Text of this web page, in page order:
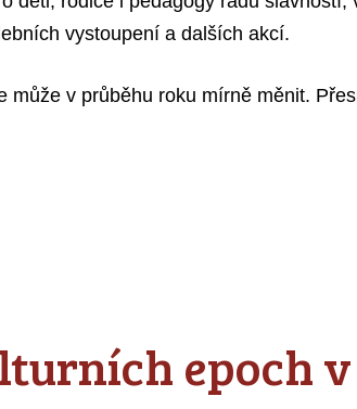
vystoupení a dalších akcí.
může v průběhu roku mírně měnit.
epoch v